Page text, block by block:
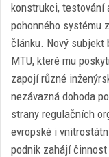
konstrukci, testování
pohonného systému
článku. Nový subjekt
MTU, které mu
zapojí různé
nezávazná dohoda
strany regulačních
evropské i
podnik zahájí činnost